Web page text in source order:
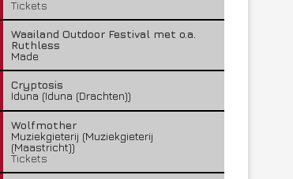
Tickets
Waailand Outdoor Festival met o.a.
Ruthless
Made
Cryptosis
Iduna (Iduna (Drachten))
Wolfmother
Muziekgieterij (Muziekgieterij
(Maastricht))
Tickets